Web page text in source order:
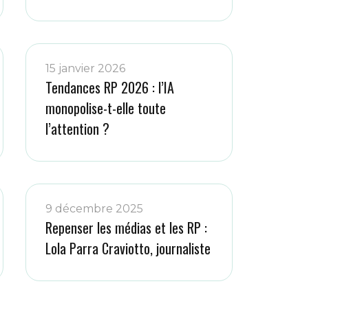
15 janvier 2026
Tendances RP 2026 : l’IA
monopolise-t-elle toute
l’attention ?
9 décembre 2025
Repenser les médias et les RP :
Lola Parra Craviotto, journaliste